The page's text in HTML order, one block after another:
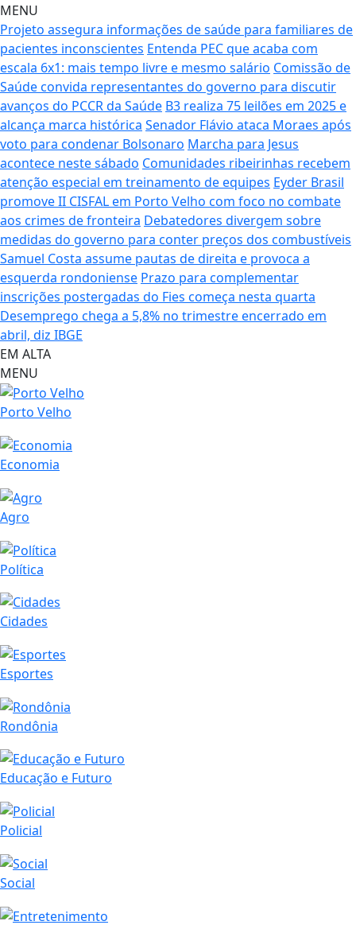
MENU
Projeto assegura informações de saúde para familiares de
pacientes inconscientes Entenda PEC que acaba com
escala 6x1: mais tempo livre e mesmo salário Comissão de
Saúde convida representantes do governo para discutir
avanços do PCCR da Saúde B3 realiza 75 leilões em 2025 e
alcança marca histórica Senador Flávio ataca Moraes após
voto para condenar Bolsonaro Marcha para Jesus
acontece neste sábado Comunidades ribeirinhas recebem
atenção especial em treinamento de equipes Eyder Brasil
promove II CISFAL em Porto Velho com foco no combate
aos crimes de fronteira Debatedores divergem sobre
medidas do governo para conter preços dos combustíveis
Samuel Costa assume pautas de direita e provoca a
esquerda rondoniense Prazo para complementar
inscrições postergadas do Fies começa nesta quarta
Desemprego chega a 5,8% no trimestre encerrado em
abril, diz IBGE
EM ALTA
MENU
Porto Velho
Economia
Agro
Política
Cidades
Esportes
Rondônia
Educação e Futuro
Policial
Social